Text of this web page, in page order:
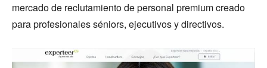
mercado de reclutamiento de personal premium creado
para profesionales séniors, ejecutivos y directivos.